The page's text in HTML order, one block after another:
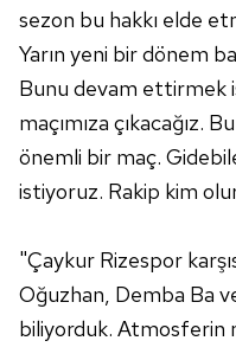
sezon bu hakkı elde
Yarın yeni bir dönem
Bunu devam ettirmek
maçımıza çıkacağız.
önemli bir maç.
istiyoruz. Rakip kim
"Çaykur Rizespor
Oğuzhan, Demba Ba
biliyorduk. Atmosferin